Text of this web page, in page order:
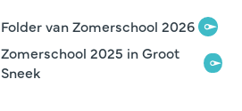
Folder van Zomerschool 2026
Zomerschool 2025 in Groot
Sneek